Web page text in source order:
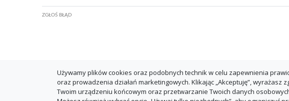
ZGŁOŚ BŁĄD
Używamy plików cookies oraz podobnych technik w celu zapewnienia
oraz prowadzenia działań marketingowych. Klikając „Akceptuję”, wyrażasz
Twoim urządzeniu końcowym oraz przetwarzanie Twoich danych osobowych